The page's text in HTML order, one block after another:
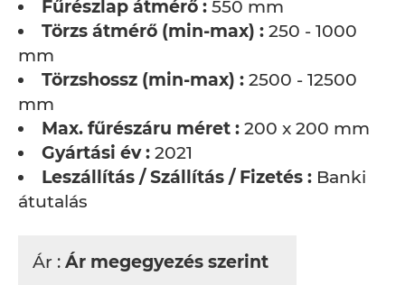
Fűrészlap átmérő : 550 mm
Törzs átmérő (min-max) : 250 - 1000
mm
Törzshossz (min-max) : 2500 - 12500
mm
Max. fűrészáru méret : 200 x 200 mm
Gyártási év : 2021
Leszállítás / Szállítás / Fizetés : Banki
átutalás
Ár : Ár megegyezés szerint